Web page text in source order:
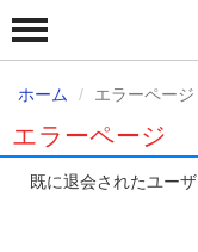
ホーム エラーページ
エラーページ
既に退会されたユーザ